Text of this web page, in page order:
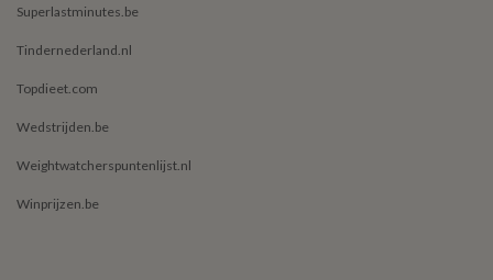
Superlastminutes.be
Tindernederland.nl
Topdieet.com
Wedstrijden.be
Weightwatcherspuntenlijst.nl
Winprijzen.be